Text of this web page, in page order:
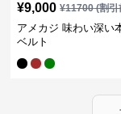
¥9,000 ¥11700(割引
アメカジ 味わい深い
ベルト